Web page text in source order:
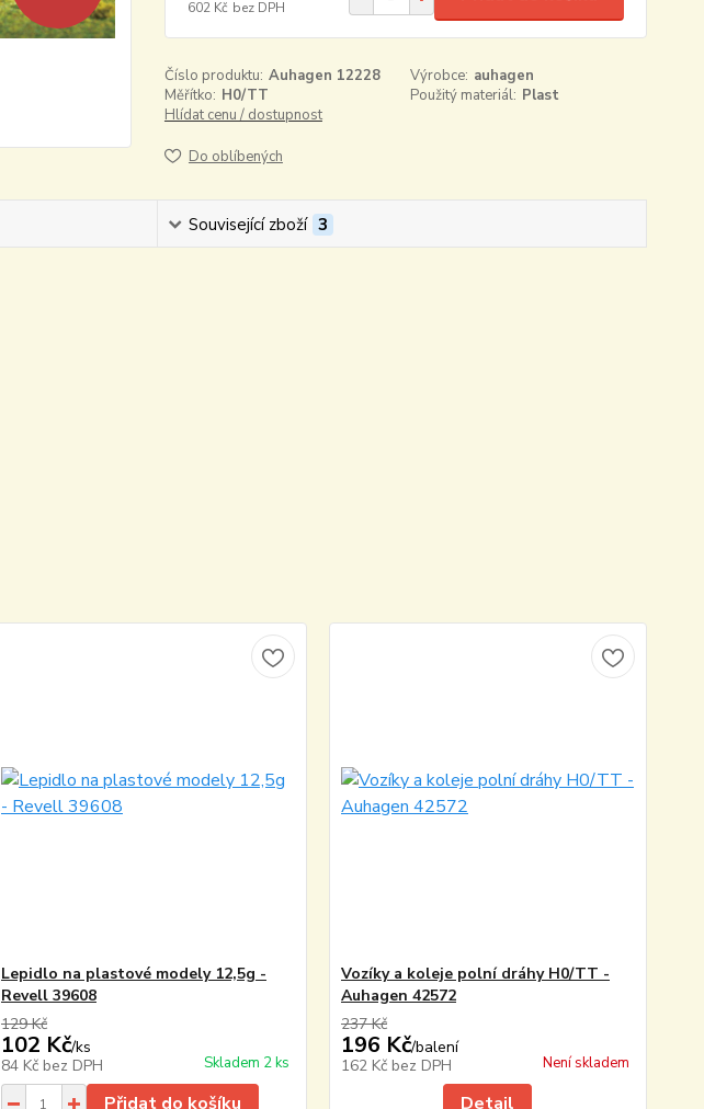
602 Kč bez DPH
Číslo produktu: Auhagen 12228 Výrobce: auhagen
Měřítko: H0/TT Použitý materiál: Plast
Hlídat cenu / dostupnost
Do oblíbených
Související zboží 3
Lepidlo na plastové modely 12,5g -
Revell 39608
129 Kč
102 Kč/ks
84 Kč bez DPH Skladem 2 ks
Přidat do košíku
Vozíky a koleje polní dráhy H0/TT -
Auhagen 42572
237 Kč
196 Kč/balení
162 Kč bez DPH Není skladem
Detail